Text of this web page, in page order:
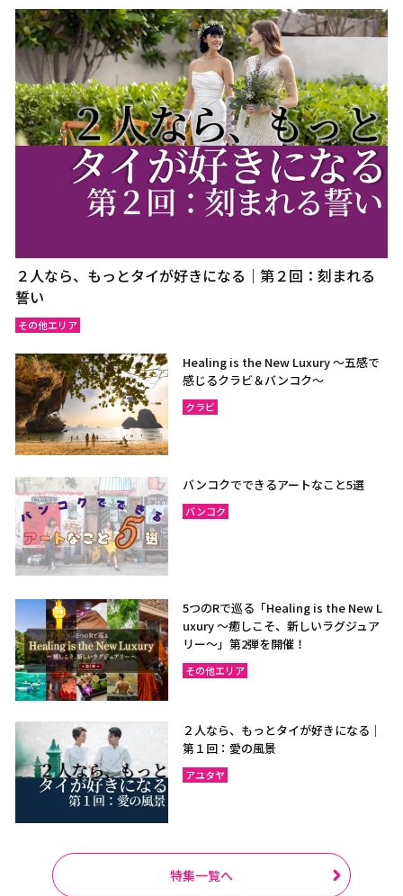
２人なら、もっとタイが好きになる｜第２回：刻まれる
誓い
その他エリア
Healing is the New Luxury ～五感で
感じるクラビ＆バンコク～
クラビ
バンコクでできるアートなこと5選
バンコク
5つのRで巡る「Healing is the New L
uxury ～癒しこそ、新しいラグジュア
リー〜」第2弾を開催！
その他エリア
２人なら、もっとタイが好きになる｜
第１回：愛の風景
アユタヤ
特集一覧へ